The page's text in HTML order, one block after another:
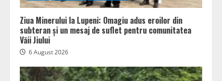
Ziua Minerului la Lupeni: Omagiu adus eroilor din
subteran și un mesaj de suflet pentru comunitatea
Văii Jiului
6 August 2026